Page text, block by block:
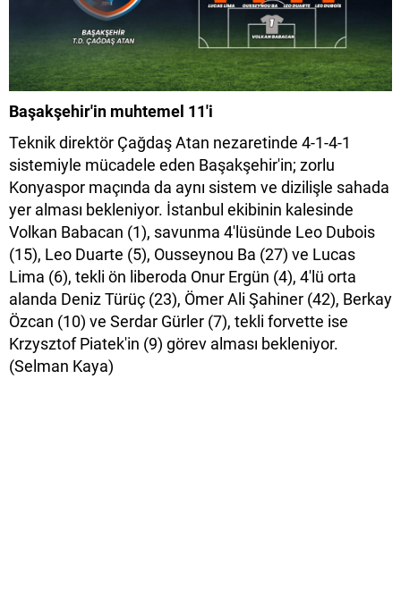
Başakşehir'in muhtemel 11'i
Teknik direktör Çağdaş Atan nezaretinde 4-1-4-1
sistemiyle mücadele eden Başakşehir'in; zorlu
Konyaspor maçında da aynı sistem ve dizilişle sahada
yer alması bekleniyor. İstanbul ekibinin kalesinde
Volkan Babacan (1), savunma 4'lüsünde Leo Dubois
(15), Leo Duarte (5), Ousseynou Ba (27) ve Lucas
Lima (6), tekli ön liberoda Onur Ergün (4), 4'lü orta
alanda Deniz Türüç (23), Ömer Ali Şahiner (42), Berkay
Özcan (10) ve Serdar Gürler (7), tekli forvette ise
Krzysztof Piatek'in (9) görev alması bekleniyor.
(Selman Kaya)